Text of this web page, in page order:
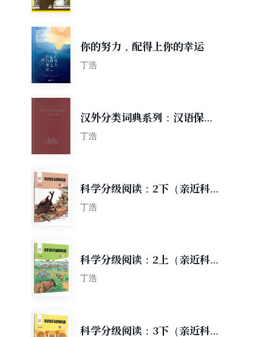
你的努力，配得上你的幸运
丁浩
汉外分类词典系列：汉语保加
利亚语分类词典
丁浩
科学分级阅读：2下（亲近科
学）
丁浩
科学分级阅读：2上（亲近科
学）
丁浩
科学分级阅读：3下（亲近科